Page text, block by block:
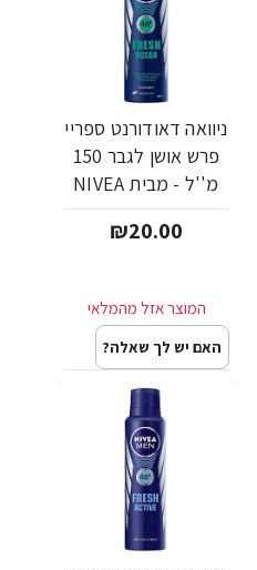
ניוואה דאודורנט ספריי
פרש אושן לגבר 150
מ''ל - מבית NIVEA
₪20.00
האם יש לך שאלה?